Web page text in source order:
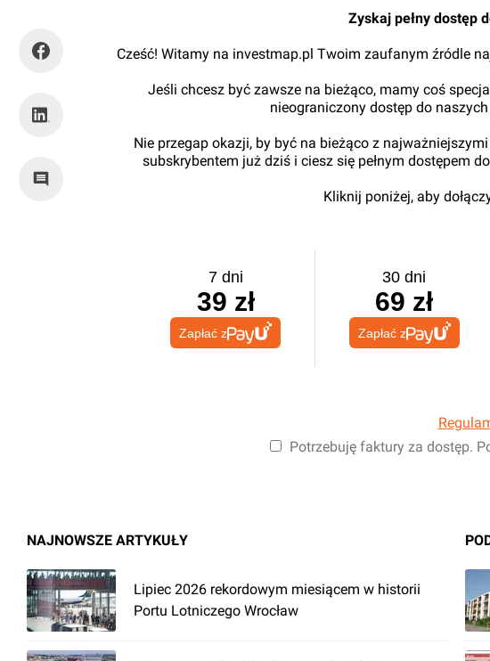
Zyskaj pełny dostęp
Cześć! Witamy na investmap.pl Twoim zaufanym źródle
Jeśli chcesz być zawsze na bieżąco, mamy coś
nieograniczony dostęp do
Nie przegap okazji, by być na bieżąco z
subskrybentem już dziś i ciesz się pełnym dostępem
Kliknij poniżej, aby
7 dni
39 zł
Zapłać z
30 dni
69 zł
Zapłać z
Potrzebuję faktury za dostęp.
NAJNOWSZE ARTYKUŁY
Lipiec 2026 rekordowym miesiącem w historii
Portu Lotniczego Wrocław